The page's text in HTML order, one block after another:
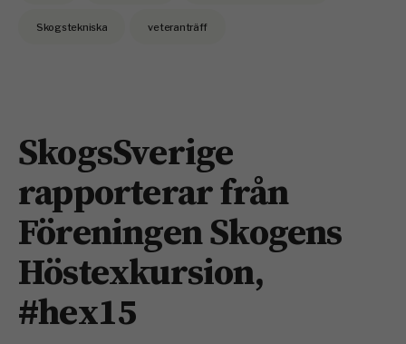
Skogstekniska veteranträff
SkogsSverige
rapporterar från
Föreningen Skogens
Höstexkursion,
#hex15